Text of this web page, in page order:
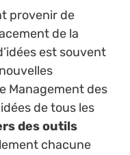
provenir de
de la
est souvent
Management des
de tous les
des outils
chacune